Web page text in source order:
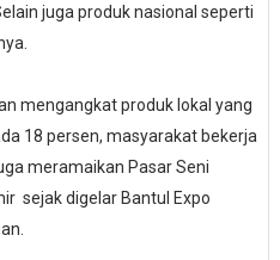
juga produk nasional seperti
mengangkat produk lokal yang
18 persen, masyarakat bekerja
meramaikan Pasar Seni
sejak digelar Bantul Expo